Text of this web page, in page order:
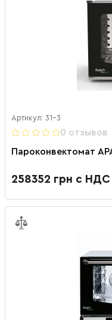
Артикул: 31-3
0 отзывов
Пароконвектомат
258352 грн с НДС